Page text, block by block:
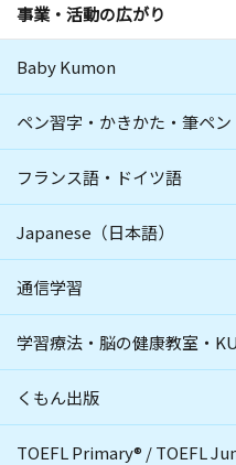
事業・活動の広がり
Baby Kumon
ペン習字・かきかた・筆ペ
フランス語・ドイツ語
Japanese（日本語）
通信学習
学習療法・脳の健康教室・
くもん出版
TOEFL Primary® /TOEFL